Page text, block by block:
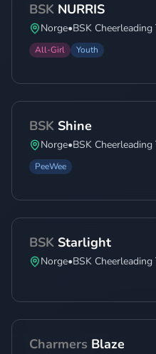
BSK NURRIS
Norge•BSK Cheerleading
All-Girl Youth
BSK Shine
Norge•BSK Cheerleading
PeeWee
BSK Starlight
Norge•BSK Cheerleading
Charmers Blaze